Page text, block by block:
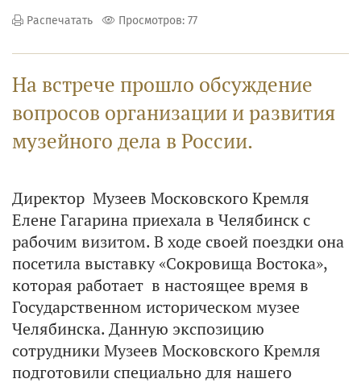
Распечатать Просмотров: 77
На встрече прошло обсуждение
вопросов организации и развития
музейного дела в России.
Директор Музеев Московского Кремля
Елене Гагарина приехала в Челябинск с
рабочим визитом. В ходе своей поездки она
посетила выставку «Сокровища Востока»,
которая работает в настоящее время в
Государственном историческом музее
Челябинска. Данную экспозицию
сотрудники Музеев Московского Кремля
подготовили специально для нашего